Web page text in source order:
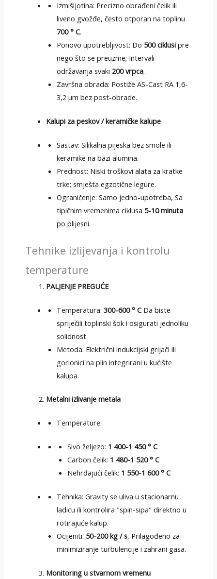
Izmišljotina: Precizno obrađeni čelik ili
liveno gvožđe, često otporan na toplinu
700 ° C.
Ponovo upotrebljivost: Do 500 ciklusi pre
nego što se preuzme; Intervali
održavanja svaki 200 vrpca.
Završna obrada: Postiže AS-Cast RA 1,6-
3,2 μm bez post-obrade.
Kalupi za peskov / keramičke kalupe
Sastav: Silikalna pijeska bez smole ili
keramike na bazi alumina.
Prednost: Niski troškovi alata za kratke
trke; smješta egzotične legure.
Ograničenje: Samo jedno-upotreba, Sa
tipičnim vremenima ciklusa 5-10 minuta
po plijesni.
Tehnike izlijevanja i kontrolu
temperature
PALJENJE PREGUĆE
Temperatura:300-600 ° CDa biste
spriječili toplinski šok i osigurati jednoliku
solidnost.
Metoda: Električni indukcijski grijači ili
gorionici na plin integrirani u kućište
kalupa.
Metalni izlivanje metala
Temperature:
Sivo željezo: 1 400-1 450 ° C
Carbon čelik: 1 480-1 520 ° C
Nehrđajući čelik: 1 550-1 600 ° C
Tehnika: Gravity se uliva u stacionarnu
ladicu ili kontrolira "spin-sipa" direktno u
rotirajuće kalup.
Ocijeniti: 50-200 kg / s, Prilagođeno za
minimiziranje turbulencije i zahrani gasa.
Monitoring u stvarnom vremenu